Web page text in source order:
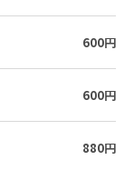
600円
600円
880円